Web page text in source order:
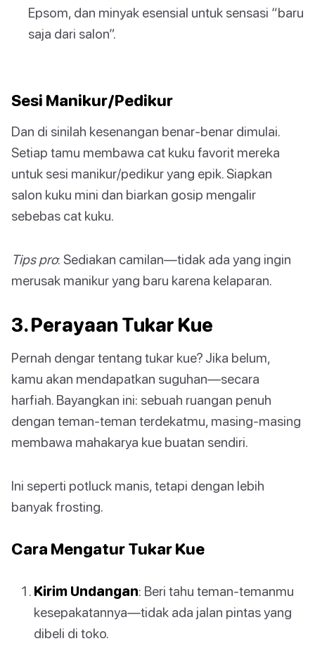
Epsom, dan minyak esensial untuk sensasi “baru
saja dari salon”.
Sesi Manikur/Pedikur
Dan di sinilah kesenangan benar-benar dimulai.
Setiap tamu membawa cat kuku favorit mereka
untuk sesi manikur/pedikur yang epik. Siapkan
salon kuku mini dan biarkan gosip mengalir
sebebas cat kuku.
Tips pro: Sediakan camilan—tidak ada yang ingin
merusak manikur yang baru karena kelaparan.
3. Perayaan Tukar Kue
Pernah dengar tentang tukar kue? Jika belum,
kamu akan mendapatkan suguhan—secara
harfiah. Bayangkan ini: sebuah ruangan penuh
dengan teman-teman terdekatmu, masing-masing
membawa mahakarya kue buatan sendiri.
Ini seperti potluck manis, tetapi dengan lebih
banyak frosting.
Cara Mengatur Tukar Kue
Kirim Undangan: Beri tahu teman-temanmu
kesepakatannya—tidak ada jalan pintas yang
dibeli di toko.